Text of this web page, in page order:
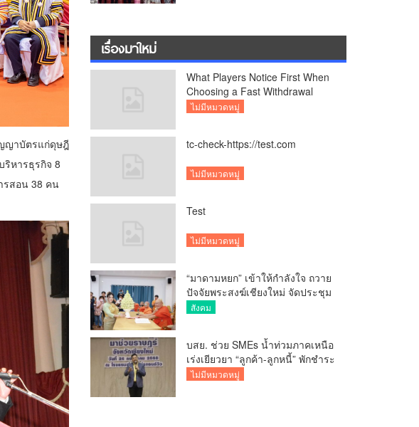
ญาบัตรแก่ดุษฎี
หารธุรกิจ 8
สอน 38 คน
เรื่องมาใหม่
What Players Notice First When
Choosing a Fast Withdrawal
Casino UK
ไม่มีหมวดหมู่
tc-check-https://test.com
ไม่มีหมวดหมู่
Test
ไม่มีหมวดหมู่
“มาดามหยก” เข้าให้กำลังใจ ถวาย
ปัจจัยพระสงฆ์เชียงใหม่ จัดประชุม
ทำบัญชีรายรับรายจ่ายของวัด กว่า
สังคม
บสย. ช่วย SMEs น้ำท่วมภาคเหนือ
เร่งเยียวยา “ลูกค้า-ลูกหนี้” พักชำระ
ค่าธรรมเนียม-ค่างวด
ไม่มีหมวดหมู่